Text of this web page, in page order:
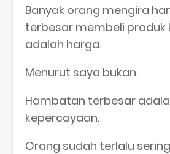
Banyak orang mengira
terbesar membeli produk
adalah harga.
Menurut saya bukan.
Hambatan terbesar
kepercayaan.
Orang sudah terlalu